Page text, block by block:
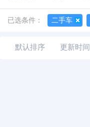
已选条件： 二手车
默认排序 更新时间